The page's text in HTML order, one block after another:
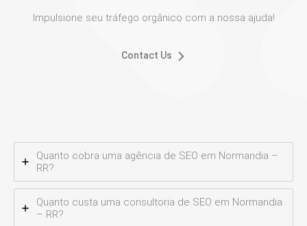
Impulsione seu tráfego orgânico com a nossa ajuda!
Contact Us
Quanto cobra uma agência de SEO em Normandia –
RR?
Quanto custa uma consultoria de SEO em Normandia
– RR?